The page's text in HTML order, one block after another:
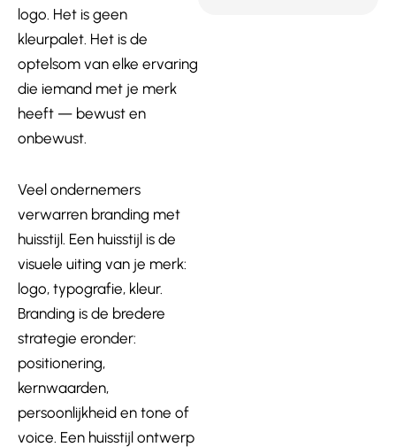
logo. Het is geen
kleurpalet. Het is de
optelsom van elke ervaring
die iemand met je merk
heeft — bewust en
onbewust.
Veel ondernemers
verwarren branding met
huisstijl. Een huisstijl is de
visuele uiting van je merk:
logo, typografie, kleur.
Branding is de bredere
strategie eronder:
positionering,
kernwaarden,
persoonlijkheid en tone of
voice. Een huisstijl ontwerp